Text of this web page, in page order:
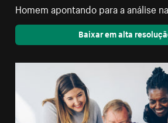
Homem apontando para a análise
Baixar em alta